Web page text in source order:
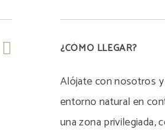
¿CÓMO LLEGAR?
Alójate con nosotros
entorno natural en
una zona privilegiada,